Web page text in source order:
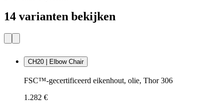
14 varianten bekijken
CH20 | Elbow Chair
FSC™-gecertificeerd eikenhout, olie, Thor 306
1.282 €